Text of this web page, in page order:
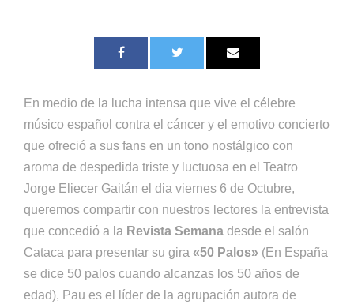
En medio de la lucha intensa que vive el célebre
músico español contra el cáncer y el emotivo concierto
que ofreció a sus fans en un tono nostálgico con
aroma de despedida triste y luctuosa en el Teatro
Jorge Eliecer Gaitán el dia viernes 6 de Octubre,
queremos compartir con nuestros lectores la entrevista
que concedió a la Revista Semana desde el salón
Cataca para presentar su gira «50 Palos» (En España
se dice 50 palos cuando alcanzas los 50 años de
edad), Pau es el líder de la agrupación autora de